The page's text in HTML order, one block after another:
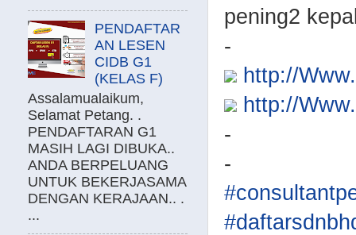
pening2
-
http://
http://
-
-
PENDAFTAR
AN LESEN
CIDB G1
(KELAS F)
Assalamualaikum,
Selamat Petang. .
PENDAFTARAN G1
MASIH LAGI DIBUKA..
ANDA BERPELUANG
UNTUK BEKERJASAMA
DENGAN KERAJAAN.. .
...